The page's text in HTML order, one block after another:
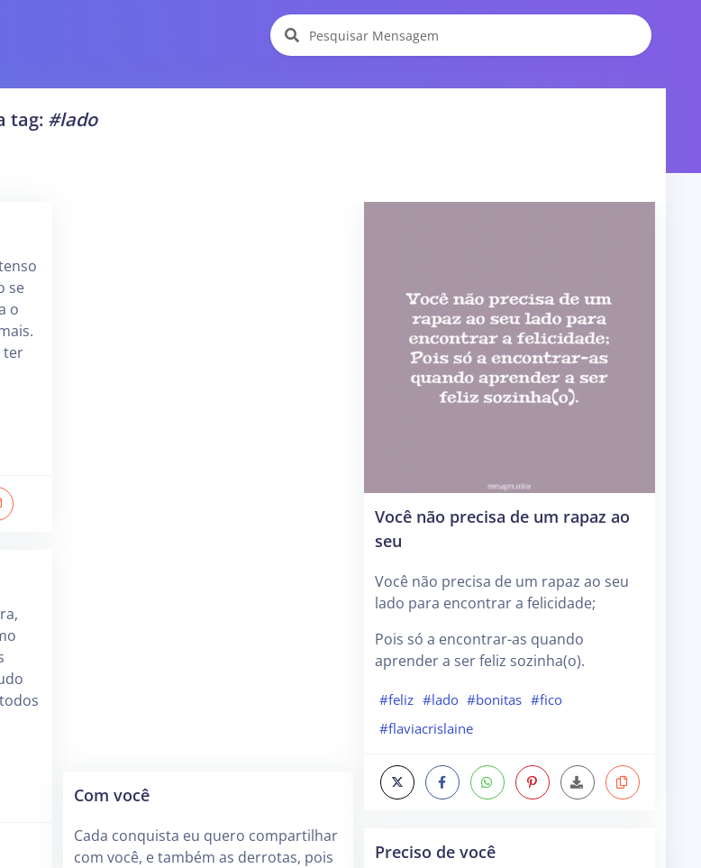
tag: #lado
se
o
ter
Com você
Cada conquista eu quero compartilhar
com você, e também as derrotas, pois
Você não precisa de um rapaz ao
seu
Você não precisa de um rapaz ao seu
lado para encontrar a felicidade;
Pois só a encontrar-as quando
aprender a ser feliz sozinha(o).
#feliz #lado #bonitas #fico
#flaviacrislaine
Preciso de você